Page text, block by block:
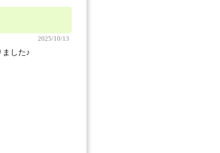
2025/10/13
した♪